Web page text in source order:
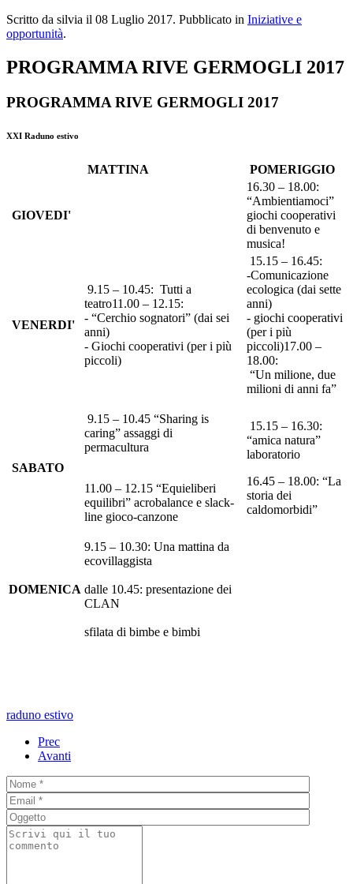
Scritto da silvia il 08 Luglio 2017. Pubblicato in Iniziative e
opportunità.
PROGRAMMA RIVE GERMOGLI 2017
PROGRAMMA RIVE GERMOGLI 2017
XXI Raduno estivo
MATTINA POMERIGGIO
GIOVEDI'
16.30 – 18.00:
“Ambientiamoci”
giochi cooperativi
di benvenuto e
musica!
VENERDI'
9.15 – 10.45: Tutti a
teatro11.00 – 12.15:
- “Cerchio sognatori” (dai sei
anni)
- Giochi cooperativi (per i più
piccoli)
15.15 – 16.45:
-Comunicazione
ecologica (dai sette
anni)
- giochi cooperativi
(per i più
piccoli)17.00 –
18.00:
“Un milione, due
milioni di anni fa”
SABATO
9.15 – 10.45 “Sharing is
caring” assaggi di
permacultura
11.00 – 12.15 “Equieliberi
equilibri” acrobalance e slack-
line gioco-canzone
15.15 – 16.30:
“amica natura”
laboratorio
16.45 – 18.00: “La
storia dei
caldomorbidi”
DOMENICA
9.15 – 10.30: Una mattina da
ecovillaggista
dalle 10.45: presentazione dei
CLAN
sfilata di bimbe e bimbi
raduno estivo
Prec
Avanti